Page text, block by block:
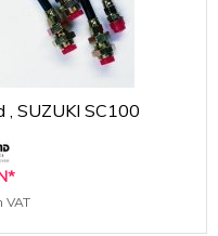
, SUZUKI SC100